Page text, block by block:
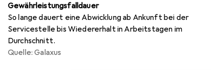
Gewährleistungsfalldauer
So lange dauert eine Abwicklung ab Ankunft bei der
Servicestelle bis Wiedererhalt in Arbeitstagen im
Durchschnitt.
Quelle: Galaxus